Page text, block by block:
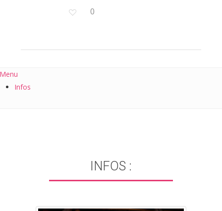
0
Infos
INFOS :